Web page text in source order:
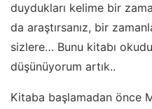
duydukları kelime bir
da araştırsanız, bir
sizlere… Bunu kitabı
düşünüyorum artık..
Kitaba başlamadan önce